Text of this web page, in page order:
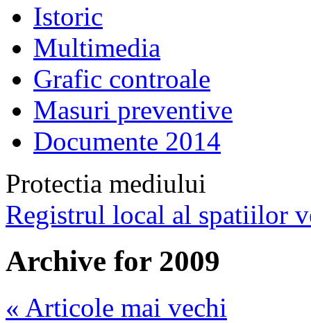
Istoric
Multimedia
Grafic controale
Masuri preventive
Documente 2014
Protectia mediului
Registrul local al spatiilor
Archive for 2009
« Articole mai vechi